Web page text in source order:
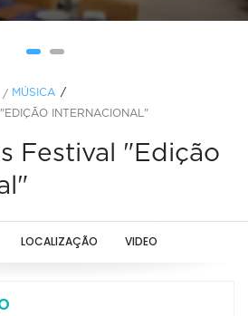
/ MÚSICA
INTERNACIONAL"
Festival "Edição
LOCALIZAÇÃO VIDEO